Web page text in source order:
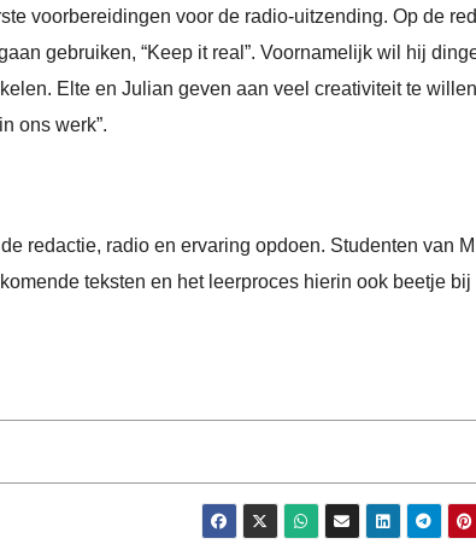
voorbereidingen voor de radio-uitzending. Op de
gebruiken, “Keep it real”. Voornamelijk wil hij
Elte en Julian geven aan veel creativiteit te willen
ons werk”.
redactie, radio en ervaring opdoen. Studenten van
teksten en het leerproces hierin ook beetje bij